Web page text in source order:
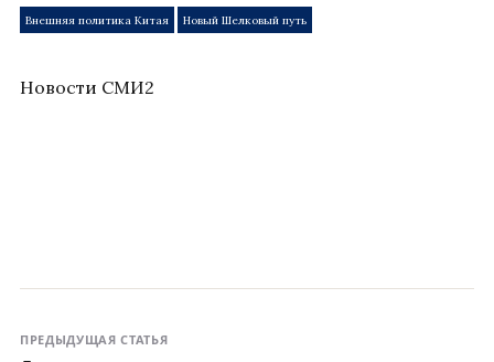
Внешняя политика Китая Новый Шелковый путь
Новости СМИ2
ПРЕДЫДУЩАЯ СТАТЬЯ